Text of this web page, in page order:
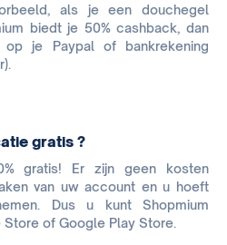
als je een douchegel
biedt je 50% cashback, dan
je Paypal of bankrekening
gratis ?
gratis! Er zijn geen kosten
van uw account en u hoeft
Dus u kunt Shopmium
of Google Play Store.